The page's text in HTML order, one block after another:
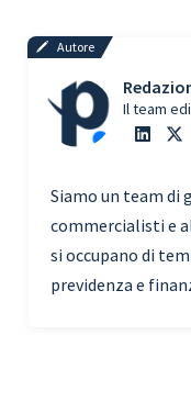
Autore
Il team
Siamo un team di
commercialisti e
si occupano di
previdenza e